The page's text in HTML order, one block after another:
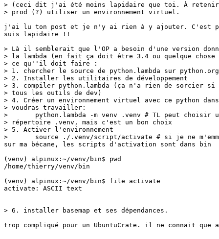
> (ceci dit j'ai été moins lapidaire que toi. À retenir
> prod (?) utiliser un environnement virtuel.
j'ai lu ton post et je n'y ai rien à y ajouter. C'est
suis lapidaire !!
> Là il semblerait que l'OP a besoin d'une version
> la lambda (en fait ça doit être 3.4 ou quelque chose
> ce qu''il doit faire :
> 1. chercher le source de python.lambda sur python.org
> 2. Installer les utilitaires de développement
> 3. compiler python.lambda (ça n'a rien de sorcier
> tous les outils de dev)
> 4. Créer un environnement virtuel avec ce python
> voudras travailler:
> 	python.lambda -m venv .venv # TL peut choisir un autre nom à son
> répertoire .venv, mais c'est un bon choix
> 5. Activer l'environnement
> 	source ./.venv/script/activate # si je ne m'emmêle pas les pinceaux avec windoze
sur ma bécane, les scripts d'activation sont dans bin
(venv) alpinux:~/venv/bin$ pwd
/home/thierry/venv/bin
(venv) alpinux:~/venv/bin$ file activate
activate: ASCII text
> 6. installer basemap et ses dépendances.
trop compliqué pour un UbuntuCrate. il ne connait que